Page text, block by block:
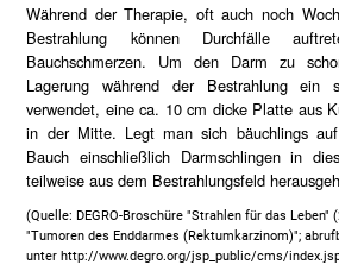
Während der Therapie, oft auch noch
Bestrahlung können Durchfälle
Bauchschmerzen. Um den Darm zu
Lagerung während der Bestrahlung ein
verwendet, eine ca. 10 cm dicke Platte aus
in der Mitte. Legt man sich bäuchlings
Bauch einschließlich Darmschlingen in
teilweise aus dem Bestrahlungsfeld
(Quelle: DEGRO-Broschüre "Strahlen für das Leben"
"Tumoren des Enddarmes (Rektumkarzinom)";
unterhttp://www.degro.org/jsp_public/cms/